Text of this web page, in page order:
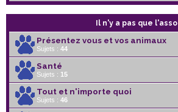
Il n'y a pas que l'asso
Présentez vous et vos animaux
Sujets : 44
Santé
Sujets : 15
Tout et n'importe quoi
Sujets : 46